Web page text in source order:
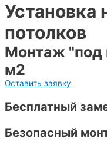
Установка
потолков
Монтаж "под
м2
Оставить заявку
Бесплатный
Безопасный